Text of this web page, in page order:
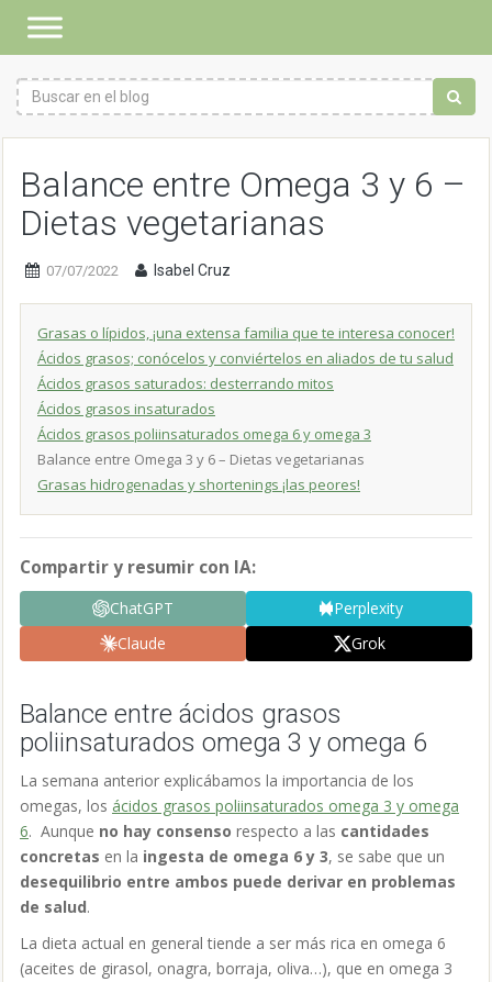
Balance entre Omega 3 y 6 –
Dietas vegetarianas
07/07/2022 Isabel Cruz
Grasas o lípidos, ¡una extensa familia que te interesa conocer!
Ácidos grasos; conócelos y conviértelos en aliados de tu salud
Ácidos grasos saturados: desterrando mitos
Ácidos grasos insaturados
Ácidos grasos poliinsaturados omega 6 y omega 3
Balance entre Omega 3 y 6 – Dietas vegetarianas
Grasas hidrogenadas y shortenings ¡las peores!
Compartir y resumir con IA:
ChatGPT
Perplexity
Claude
Grok
Balance entre ácidos grasos
poliinsaturados omega 3 y omega 6
La semana anterior explicábamos la importancia de los
omegas, los ácidos grasos poliinsaturados omega 3 y omega
6. Aunque no hay consenso respecto a las cantidades
concretas en la ingesta de omega 6 y 3, se sabe que un
desequilibrio entre ambos puede derivar en problemas
de salud.
La dieta actual en general tiende a ser más rica en omega 6
(aceites de girasol, onagra, borraja, oliva…), que en omega 3